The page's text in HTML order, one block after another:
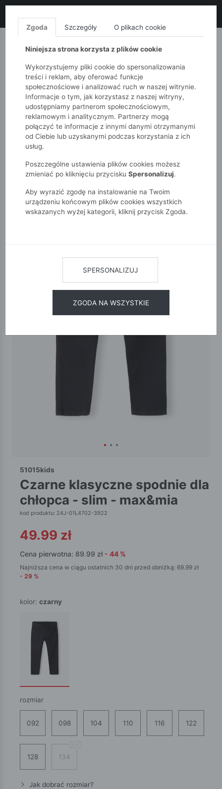
MONNARI QUIOSQUE
51015kids
Chłopcy 2-7 lat
Czarne klasyczne spodnie dla chłopca - slim - Max&Mia
51015kids
czarne klasyczne spodnie dla
chłopca - slim - max&mia
kod produktu: 24J-01L4702-3922
49.99 zł
Cena pierwotna: 89.99 zł - 44 %
Najniższa cena w ciągu ostatnich 30 dni przed obniżką: 69.99 zł
- 29 %
kolor: czarny
rozmiar
092 098 104 110 116 122
128 134
Jak dobrać rozmiar?
Zgoda Szczegóły O plikach cookie
Niniejsza strona korzysta z plików cookie
Wykorzystujemy pliki cookie do spersonalizowania
treści i reklam, aby oferować funkcje
społecznościowe i analizować ruch w naszej witrynie.
Informacje o tym, jak korzystasz z naszej witryny,
udostępniamy partnerom społecznościowym,
reklamowym i analitycznym. Partnerzy mogą
połączyć te informacje z innymi danymi otrzymanymi
od Ciebie lub uzyskanymi podczas korzystania z ich
usług.
Poszczególne ustawienia plików cookies możesz
zmieniać po kliknięciu przycisku Spersonalizuj.
Aby wyrazić zgodę na instalowanie na Twoim
urządzeniu końcowym plików cookies wszystkich
wskazanych wyżej kategorii, kliknij przycisk Zgoda.
SPERSONALIZUJ
ZGODA NA WSZYSTKIE